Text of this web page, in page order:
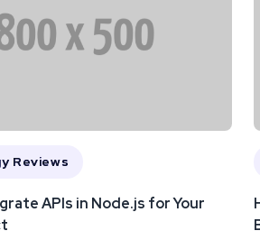
Reviews
APIs in Node.js for Your